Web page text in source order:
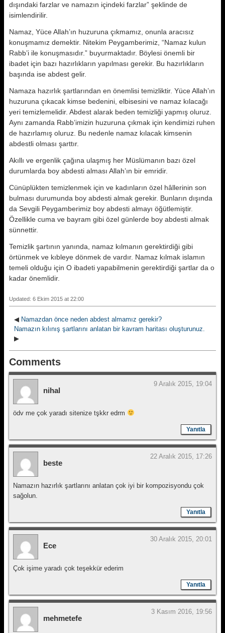
dışındaki farzlar ve namazın içindeki farzlar” şeklinde de
isimlendirilir.
Namaz, Yüce Allah’ın huzuruna çıkmamız, onunla aracısız
konuşmamız demektir. Nitekim Peygamberimiz, “Namaz kulun
Rabb’i ile konuşmasıdır.” buyurmaktadır. Böylesi önemli bir
ibadet için bazı hazırlıkların yapılması gerekir. Bu hazırlıkların
başında ise abdest gelir.
Namaza hazırlık şartlarından en önemlisi temizliktir. Yüce Allah’ın
huzuruna çıkacak kimse bedenini, elbisesini ve namaz kılacağı
yeri temizlemelidir. Abdest alarak beden temizliği yapmış oluruz.
Aynı zamanda Rabb’imizin huzuruna çıkmak için kendimizi ruhen
de hazırlamış oluruz. Bu nedenle namaz kılacak kimsenin
abdestli olması şarttır.
Akıllı ve ergenlik çağına ulaşmış her Müslümanın bazı özel
durumlarda boy abdesti alması Allah’ın bir emridir.
Cünüplükten temizlenmek için ve kadınların özel hâllerinin son
bulması durumunda boy abdesti almak gerekir. Bunların dışında
da Sevgili Peygamberimiz boy abdesti almayı öğütlemiştir.
Özellikle cuma ve bayram gibi özel günlerde boy abdesti almak
sünnettir.
Temizlik şartının yanında, namaz kılmanın gerektirdiği gibi
örtünmek ve kıbleye dönmek de vardır. Namaz kılmak islamın
temeli olduğu için O ibadeti yapabilmenin gerektirdiği şartlar da o
kadar önemlidir.
Updated: 6 Ekim 2015 at 22:00
◀ Namazdan önce neden abdest almamız gerekir?
Namazın kılınış şartlarını anlatan bir kavram haritası oluşturunuz.
▶
Comments
nihal
9 Aralık 2015, 19:04
ödv me çok yaradı sitenize tşkkr edrm
Yanıtla
beste
22 Aralık 2015, 17:26
Namazın hazırlık şartlarını anlatan çok iyi bir kompozisyondu çok
sağolun.
Yanıtla
Ece
30 Aralık 2015, 20:01
Çok işime yaradı çok teşekkür ederim
Yanıtla
mehmetefe
3 Kasım 2016, 19:56